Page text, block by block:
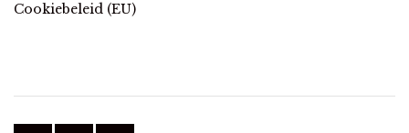
Cookiebeleid (EU)